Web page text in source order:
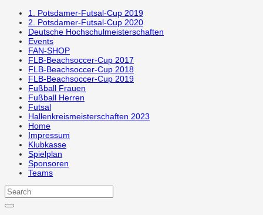
1. Potsdamer-Futsal-Cup 2019
2. Potsdamer-Futsal-Cup 2020
Deutsche Hochschulmeisterschaften
Events
FAN-SHOP
FLB-Beachsoccer-Cup 2017
FLB-Beachsoccer-Cup 2018
FLB-Beachsoccer-Cup 2019
Fußball Frauen
Fußball Herren
Futsal
Hallenkreismeisterschaften 2023
Home
Impressum
Klubkasse
Spielplan
Sponsoren
Teams